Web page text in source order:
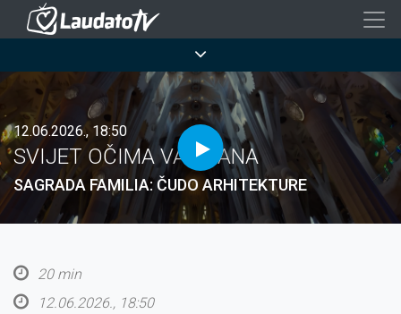
Skoči
sadržaj
12.06.2026., 18:50
SVIJET OČIMA VATIKANA
SAGRADA FAMILIA: ČUDO ARHITEKTURE
20 min
12.06.2026., 18:50